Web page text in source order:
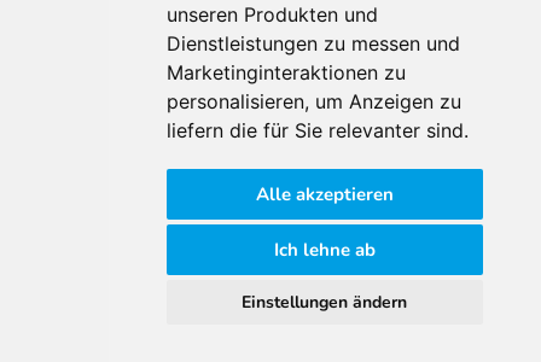
unseren Produkten und
Dienstleistungen zu messen und
Marketinginteraktionen zu
personalisieren, um Anzeigen zu
liefern die für Sie relevanter sind.
Alle akzeptieren
Ich lehne ab
Einstellungen ändern
Teilnahme
FAQ
Für Makler:innen
Impressum
AGB
Datenschutzklärung
Cookie Richtlinie